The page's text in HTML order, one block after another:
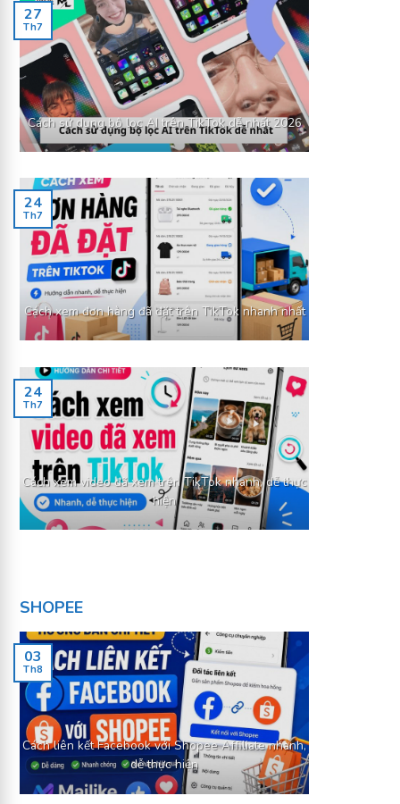
Cách sử dụng bộ lọc AI trên TikTok dễ nhất 2026
27
Th7
Cách xem đơn hàng đã đặt trên TikTok nhanh nhất
24
Th7
Cách xem video đã xem trên TikTok nhanh, dễ thực
hiện
24
Th7
SHOPEE
Cách liên kết Facebook với Shopee Affiliate nhanh,
dễ thực hiện
03
Th8